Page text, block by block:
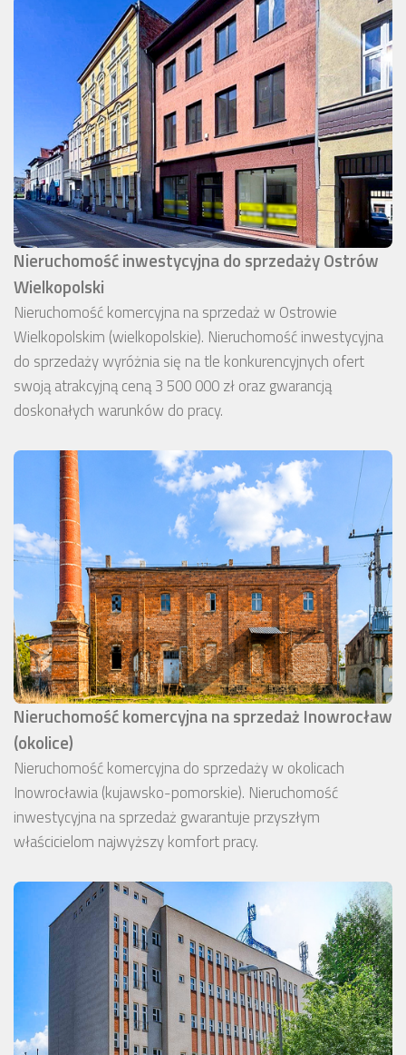
Nieruchomość inwestycyjna do sprzedaży Ostrów
Wielkopolski
Nieruchomość komercyjna na sprzedaż w Ostrowie
Wielkopolskim (wielkopolskie). Nieruchomość inwestycyjna
do sprzedaży wyróżnia się na tle konkurencyjnych ofert
swoją atrakcyjną ceną 3 500 000 zł oraz gwarancją
doskonałych warunków do pracy.
Nieruchomość komercyjna na sprzedaż Inowrocław
(okolice)
Nieruchomość komercyjna do sprzedaży w okolicach
Inowrocławia (kujawsko-pomorskie). Nieruchomość
inwestycyjna na sprzedaż gwarantuje przyszłym
właścicielom najwyższy komfort pracy.